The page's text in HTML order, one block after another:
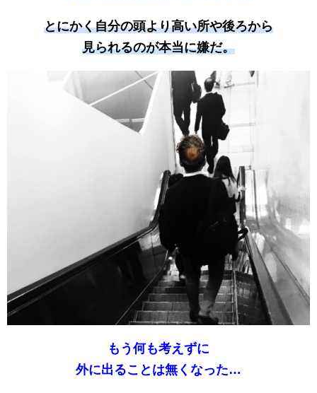
とにかく自分の頭より高い所や後ろから
見られるのが本当に嫌だ。
もう何も考えずに
外に出ることは無くなった…